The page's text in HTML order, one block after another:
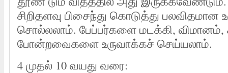
சிறிதளவு பிசைந்து கொடுத்து
சொல்லலாம். பேப்பர்களை மடக்கி, விமானம்,
போன்றவைகளை உருவாக்கச் செய்யலாம்.
4 முதல் 10 வயது வரை: